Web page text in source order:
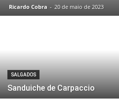
Ricardo Cobra - 20 de maio de 2023
SALGADOS
Sanduiche de Carpaccio